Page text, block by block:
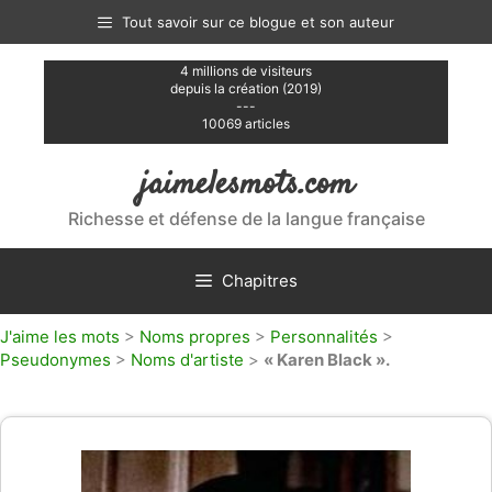
contenu
Tout savoir sur ce blogue et son auteur
4 millions de visiteurs
depuis la création (2019)
---
10069 articles
jaimelesmots.com
Richesse et défense de la langue française
Chapitres
J'aime les mots > Noms propres > Personnalités >
Pseudonymes > Noms d'artiste > « Karen Black ».